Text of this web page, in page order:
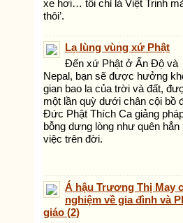
xe hơi… tôi chỉ là Việt Trinh
thôi’.
Lạ lùng vùng xứ Phật
Đến xứ Phật ở Ấn Độ và
Nepal, bạn sẽ được hưởng
gian bao la của trời và đất,
một lần quỳ dưới chân cội bồ
Đức Phật Thích Ca giảng
bỗng dưng lòng như quên hẳn
việc trên đời.
Á hậu Trương Thị May
nghiệm về gia đình và
giáo (2)